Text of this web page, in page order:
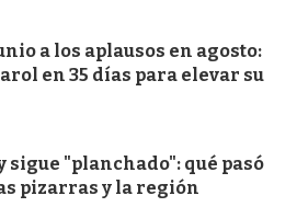
a los aplausos en agosto:
en 35 días para elevar su
sigue "planchado": qué pasó
pizarras y la región